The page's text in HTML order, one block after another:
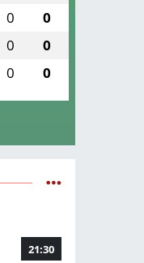
0 0
0 0
0 0
21:30